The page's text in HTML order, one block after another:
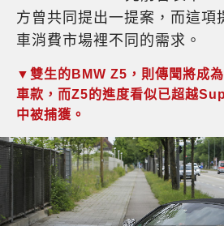
方曾共同提出一提案，而這項
車消費市場裡不同的需求。
▼雙生的BMW Z5，則傳聞將成
車款，而Z5的進度看似已超越
中被捕獲。